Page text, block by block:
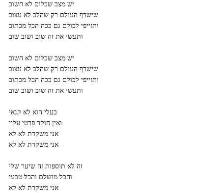
יש מצב שכלום לא חשוב
שישרף העולם רק שהלב לא עצוב
ותזייפי לכולם גם ככה הכל מכתוב
ותעשי את זה שוב ושוב שוב
יש מצב שכלום לא חשוב
שישרף העולם רק שהלב לא עצוב
ותזייפי לכולם גם ככה הכל מכתוב
ותעשי את זה שוב ושוב שוב
בעלי הוא לא קנאי
ואין חוקר פרטי עליי
אני משקרת לא לא
אני משקרת לא לא
זה לא תוספות זה שיער שלי
והכל מושלם והכל טבעי
אני משקרת לא לא